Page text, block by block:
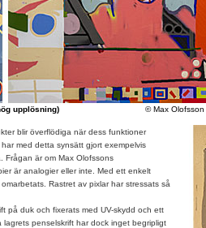
upplösning) © Max Olofsson
blir överflödiga när dess funktioner
med detta synsätt gjort exempelvis
Frågan är om Max Olofssons
är analogier eller inte. Med ett enkelt
Rastret av pixlar har stressats så
duk och fixerats med UV-skydd och ett
lagrets penselskrift har dock inget begripligt